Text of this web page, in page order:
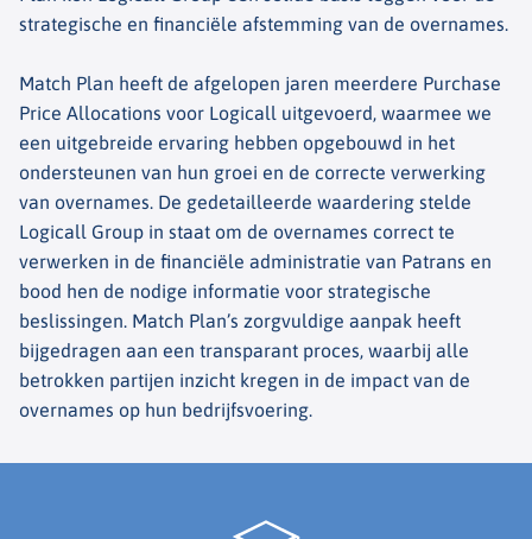
strategische en financiële afstemming van de overnames.
Match Plan heeft de afgelopen jaren meerdere Purchase
Price Allocations voor Logicall uitgevoerd, waarmee we
een uitgebreide ervaring hebben opgebouwd in het
ondersteunen van hun groei en de correcte verwerking
van overnames. De gedetailleerde waardering stelde
Logicall Group in staat om de overnames correct te
verwerken in de financiële administratie van Patrans en
bood hen de nodige informatie voor strategische
beslissingen. Match Plan’s zorgvuldige aanpak heeft
bijgedragen aan een transparant proces, waarbij alle
betrokken partijen inzicht kregen in de impact van de
overnames op hun bedrijfsvoering.